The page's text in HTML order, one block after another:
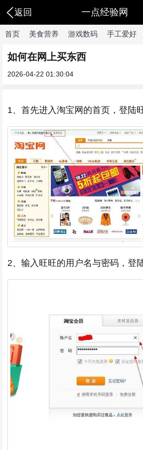
返回 一点经验网
首页 美食营养 游戏数码 手工爱好
如何在网上买东西
2026-04-22 01:30:04
1、首先进入淘宝网的首页，登陆
2、输入旺旺的用户名与密码，登